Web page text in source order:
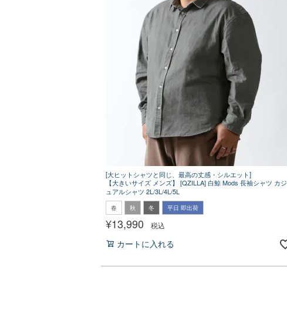
[大ヒットシャツと同じ、最高の丈感・シルエット]
【大きいサイズ メンズ】 [QZILLA] 白鯨 Mods 長袖シャツ カジ
ュアルシャツ 2L/3L/4L/5L
春 秋 冬 平日 即出荷
¥13,990 税込
カートに入れる